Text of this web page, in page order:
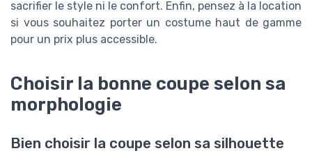
sacrifier le style ni le confort. Enfin, pensez à la location
si vous souhaitez porter un costume haut de gamme
pour un prix plus accessible.
Choisir la bonne coupe selon sa
morphologie
Bien choisir la coupe selon sa silhouette